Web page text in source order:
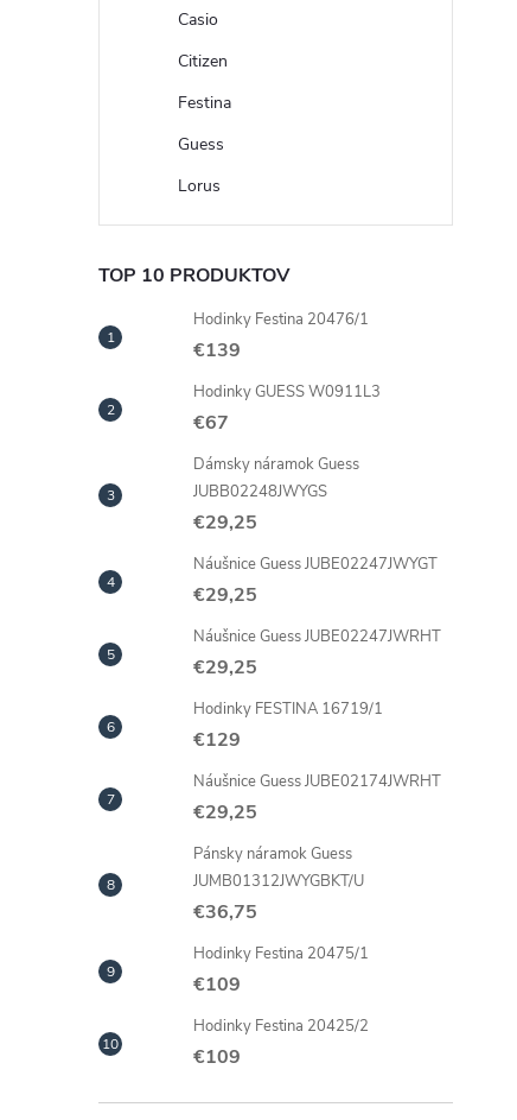
Casio
Citizen
Festina
Guess
Lorus
TOP 10 PRODUKTOV
Hodinky Festina 20476/1
€139
Hodinky GUESS W0911L3
€67
Dámsky náramok Guess
JUBB02248JWYGS
€29,25
Náušnice Guess JUBE02247JWYGT
€29,25
Náušnice Guess JUBE02247JWRHT
€29,25
Hodinky FESTINA 16719/1
€129
Náušnice Guess JUBE02174JWRHT
€29,25
Pánsky náramok Guess
JUMB01312JWYGBKT/U
€36,75
Hodinky Festina 20475/1
€109
Hodinky Festina 20425/2
€109